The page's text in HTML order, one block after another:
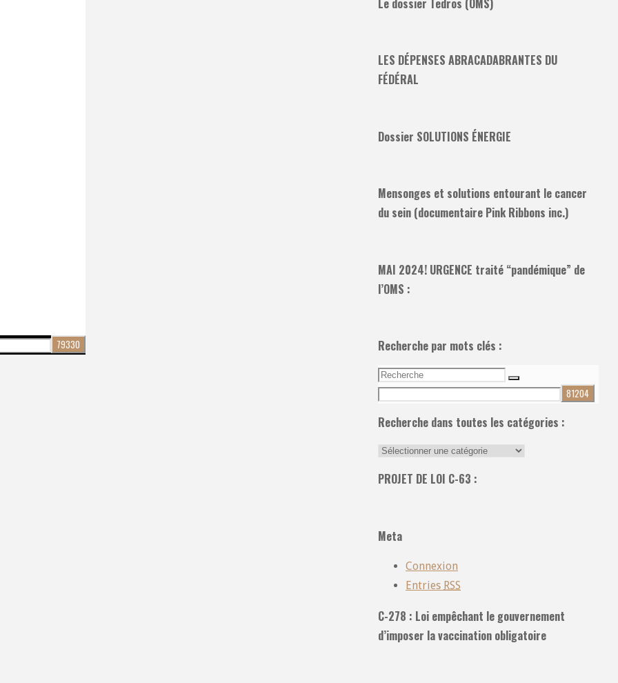
LES DÉPENSES ABRACADABRANTES DU
FÉDÉRAL
Dossier SOLUTIONS ÉNERGIE
Mensonges et solutions entourant le cancer
du sein (documentaire Pink Ribbons inc.)
MAI 2024! URGENCE traité “pandémique” de
l’OMS :
Recherche par mots clés :
Recherche
pour:
Recherche
Recherche dans toutes les catégories :
Recherche
toutes
PROJET DE LOI C-63 :
Meta
Connexion
Entries RSS
C-278 : Loi empêchant le gouvernement
d’imposer la vaccination obligatoire